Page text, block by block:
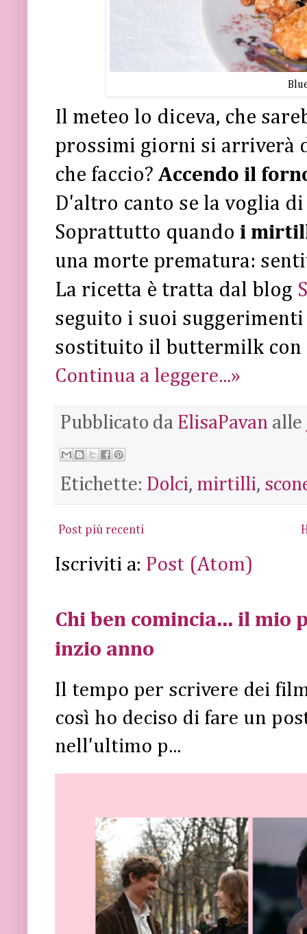
Il meteo lo diceva, che
prossimi giorni si arriverà
che faccio? Accendo il
D'altro canto se la voglia
Soprattutto quando i
una morte prematura:
La ricetta è tratta dal blog
seguito i suoi
sostituito il buttermilk con
Continua a leggere...»
Pubblicato da ElisaPavan alle
Etichette: Dolci, mirtilli,
Post più recenti
Iscriviti a: Post (Atom)
Chi ben comincia... il
inzio anno
Il tempo per scrivere dei
così ho deciso di fare un
nell'ultimo p...